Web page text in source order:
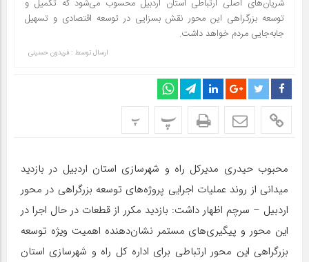
شریان‌های اصلی ارتباطی استان اردبیل محسوب می‌شود که تکمیل و
توسعه بزرگراهی این محور نقش بسزایی در توسعه اقتصادی و تسهیل
جابه‌جایی مردم خواهد داشت.
ارسال توسط : فریدون حسینی
پ پ
محبوب حیدری مدیرکل راه و شهرسازی استان اردبیل در بازدید
میدانی از روند عملیات اجرایی پروژه‌های توسعه بزرگراهی در محور
اردبیل – سرچم اظهار داشت: بازدید مکرر از قطعات در حال اجرا در
این محور و پیگیری‌های مستمر نشان‌دهنده اهمیت ویژه توسعه
بزرگراهی این محور ارتباطی برای اداره کل راه و شهرسازی استان